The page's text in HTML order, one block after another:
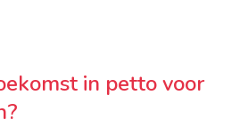
in petto voor